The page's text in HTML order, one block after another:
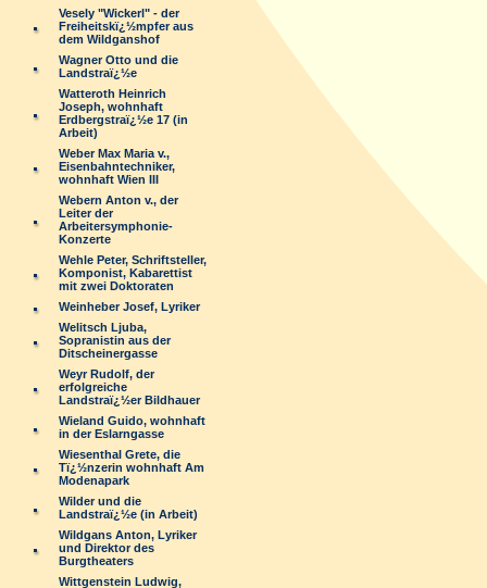
Vesely "Wickerl" - der
Freiheitskï¿½mpfer aus
dem Wildganshof
Wagner Otto und die
Landstraï¿½e
Watteroth Heinrich
Joseph, wohnhaft
Erdbergstraï¿½e 17 (in
Arbeit)
Weber Max Maria v.,
Eisenbahntechniker,
wohnhaft Wien III
Webern Anton v., der
Leiter der
Arbeitersymphonie-
Konzerte
Wehle Peter, Schriftsteller,
Komponist, Kabarettist
mit zwei Doktoraten
Weinheber Josef, Lyriker
Welitsch Ljuba,
Sopranistin aus der
Ditscheinergasse
Weyr Rudolf, der
erfolgreiche
Landstraï¿½er Bildhauer
Wieland Guido, wohnhaft
in der Eslarngasse
Wiesenthal Grete, die
Tï¿½nzerin wohnhaft Am
Modenapark
Wilder und die
Landstraï¿½e (in Arbeit)
Wildgans Anton, Lyriker
und Direktor des
Burgtheaters
Wittgenstein Ludwig,